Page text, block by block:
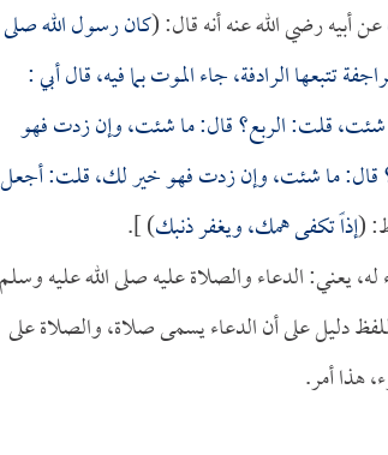
عن أبيه رضي الله عنه أنه قال: (كان رسول الله صلى
تتبعها الرادفة، جاء الموت بما فيه، قالأبي:
شئت، قلت: الربع؟ قال: ما شئت، وإن زدت فهو
ما شئت، وإن زدت فهو خير لك، قلت: أجعل
(إذاً تكفى همك، ويغفر ذنبك) ].
يعني: الدعاء والصلاة عليه صلى الله عليه
دليل على أن الدعاء يسمى صلاة، والصلاة على
هذا أمر.